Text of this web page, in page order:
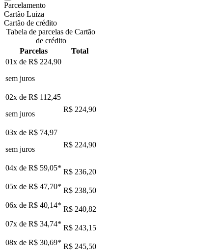
Parcelamento
Cartão Luiza
Cartão de crédito
Tabela de parcelas de Cartão
de crédito
Parcelas
Total
01x de R$ 224,90
sem juros
02x de R$ 112,45
sem juros
R$ 224,90
03x de R$ 74,97
sem juros
R$ 224,90
04x de R$ 59,05* R$ 236,20
05x de R$ 47,70* R$ 238,50
06x de R$ 40,14* R$ 240,82
07x de R$ 34,74* R$ 243,15
08x de R$ 30,69* R$ 245,50